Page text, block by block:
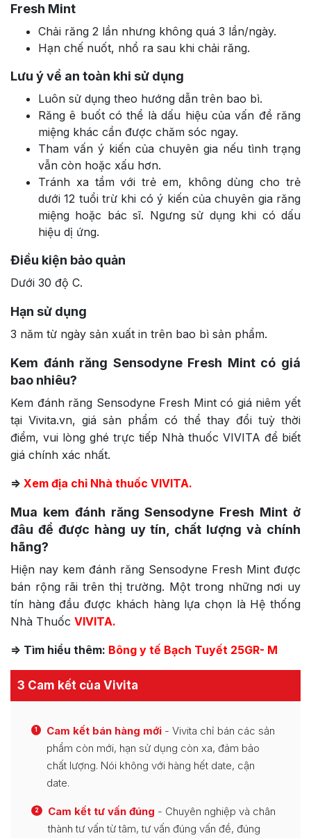
Fresh Mint
Chải răng 2 lần nhưng không quá 3 lần/ngày.
Hạn chế nuốt, nhổ ra sau khi chải răng.
Lưu ý về an toàn khi sử dụng
Luôn sử dụng theo hướng dẫn trên bao bì.
Răng ê buốt có thể là dấu hiệu của vấn đề răng
miệng khác cần được chăm sóc ngay.
Tham vấn ý kiến của chuyên gia nếu tình trạng
vẫn còn hoặc xấu hơn.
Tránh xa tầm với trẻ em, không dùng cho trẻ
dưới 12 tuổi trừ khi có ý kiến của chuyên gia răng
miệng hoặc bác sĩ. Ngưng sử dụng khi có dấu
hiệu dị ứng.
Điều kiện bảo quản
Dưới 30 độ C.
Hạn sử dụng
3 năm từ ngày sản xuất in trên bao bì sản phẩm.
Kem đánh răng Sensodyne Fresh Mint có giá
bao nhiêu?
Kem đánh răng Sensodyne Fresh Mint có giá niêm yết
tại Vivita.vn, giá sản phẩm có thể thay đổi tuỳ thời
điểm, vui lòng ghé trực tiếp Nhà thuốc VIVITA để biết
giá chính xác nhất.
=> Xem địa chỉ Nhà thuốc VIVITA.
Mua kem đánh răng Sensodyne Fresh Mint ở
đâu để được hàng uy tín, chất lượng và chính
hãng?
Hiện nay kem đánh răng Sensodyne Fresh Mint được
bán rộng rãi trên thị trường. Một trong những nơi uy
tín hàng đầu được khách hàng lựa chọn là Hệ thống
Nhà Thuốc VIVITA.
=> Tìm hiểu thêm: Bông y tế Bạch Tuyết 25GR- M
3 Cam kết của Vivita
1 Cam kết bán hàng mới - Vivita chỉ bán các sản
phẩm còn mới, hạn sử dụng còn xa, đảm bảo
chất lượng. Nói không với hàng hết date, cận
date.
2 Cam kết tư vấn đúng - Chuyên nghiệp và chân
thành tư vấn từ tâm, tư vấn đúng vấn đề, đúng